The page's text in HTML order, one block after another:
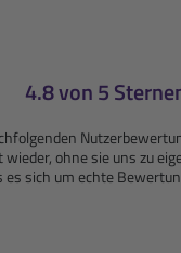
4.8 von 5
ohne sie uns zu
sich um echte